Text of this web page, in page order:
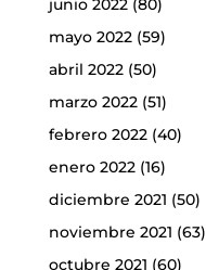
junio 2022(80)
mayo 2022(59)
abril 2022(50)
marzo 2022(51)
febrero 2022(40)
enero 2022(16)
diciembre 2021 (50)
noviembre 2021 (63)
octubre 2021 (60)